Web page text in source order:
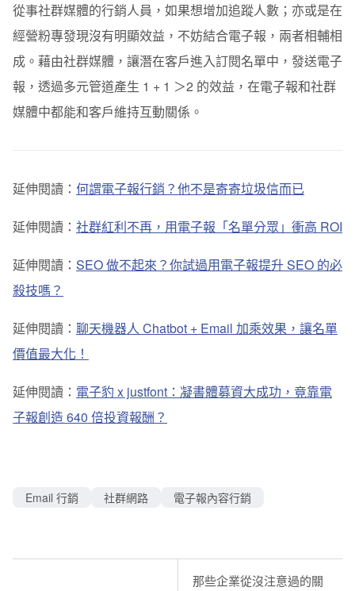
從事社群媒體的行銷人員，如果想增加追蹤人數；亦或是在
經營粉專發現沒有明顯效益，不妨結合電子報，兩者相輔相
成。藉由社群媒體，讓潛在客戶進入訂閱名單中，發送電子
報， 透過多元管道產生 1 + 1 ＞2 的效益 ，在電子報和社群
媒體中都能和客戶維持互動關係。
延伸閱讀： 何謂電子報行銷？他不是寄寄垃圾信而已
延伸閱讀： 社群紅利不再，用電子報「名單分眾」衝高 ROI
延伸閱讀： SEO 做不起來？你試過用電子報提升 SEO 的必
殺技嗎？
延伸閱讀： 聊天機器人 Chatbot + Email 加乘效果，讓名單
價值最大化！
延伸閱讀： 電子豹 x justfont：凝書體募資大成功，竟靠電
子報創造 640 倍投資報酬？
Email 行銷 社群網路 電子報內容行銷
那些企業從沒注意過的關